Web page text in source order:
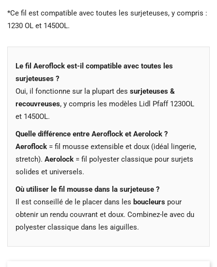
*Ce fil est compatible avec toutes les surjeteuses, y compris :
1230 OL et 1450OL.
Le fil Aeroflock est-il compatible avec toutes les
surjeteuses ?
Oui, il fonctionne sur la plupart des surjeteuses &
recouvreuses, y compris les modèles Lidl Pfaff 1230OL
et 1450OL.
Quelle différence entre Aeroflock et Aerolock ?
Aeroflock = fil mousse extensible et doux (idéal lingerie,
stretch). Aerolock = fil polyester classique pour surjets
solides et universels.
Où utiliser le fil mousse dans la surjeteuse ?
Il est conseillé de le placer dans les boucleurs pour
obtenir un rendu couvrant et doux. Combinez-le avec du
polyester classique dans les aiguilles.